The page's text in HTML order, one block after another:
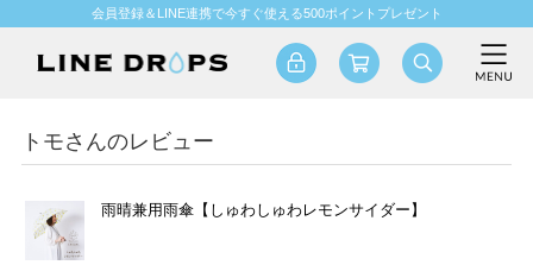
会員登録＆LINE連携で今すぐ使える500ポイントプレゼント
トモさんのレビュー
雨晴兼用雨傘【しゅわしゅわレモンサイダー】